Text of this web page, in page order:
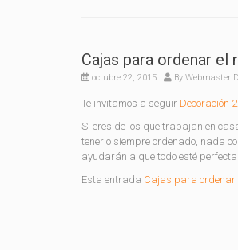
Cajas para ordenar el
octubre 22, 2015 By Webmaster
Te invitamos a seguir Decoración
Si eres de los que trabajan en
tenerlo siempre ordenado, nada
ayudarán a que todo esté
Esta entrada Cajas para ordenar